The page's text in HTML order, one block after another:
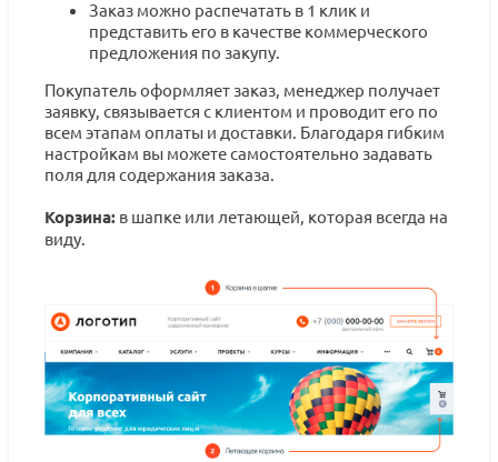
Заказ можно распечатать в 1 клик и
представить его в качестве коммерческого
предложения по закупу.
Покупатель оформляет заказ, менеджер получает
заявку, связывается с клиентом и проводит его по
всем этапам оплаты и доставки. Благодаря гибким
настройкам вы можете самостоятельно задавать
поля для содержания заказа.
Корзина: в шапке или летающей, которая всегда на
виду.